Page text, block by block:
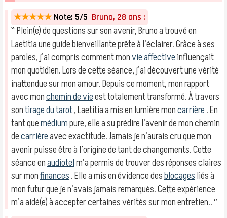
★★★★★ Note: 5/5 Bruno, 28 ans :
‶ Plein(e) de questions sur son avenir, Bruno a trouvé en
Laetitia une guide bienveillante prête à l’éclairer. Grâce à ses
paroles, j’ai compris comment monvie affectiveinfluençait
mon quotidien. Lors de cette séance, j’ai découvert une vérité
inattendue sur mon amour. Depuis ce moment, mon rapport
avec monchemin de vieest totalement transformé. À travers
sontirage du tarot, Laetitia a mis en lumière moncarrière. En
tant quemédiumpure, elle a su prédire l’avenir de mon chemin
decarrièreavec exactitude. Jamais je n’aurais cru que mon
avenir puisse être à l’origine de tant de changements. Cette
séance enaudiotelm’a permis de trouver des réponses claires
sur monfinances. Elle a mis en évidence desblocagesliés à
mon futur que je n’avais jamais remarqués. Cette expérience
m’a aidé(e) à accepter certaines vérités sur mon entretien.. ″